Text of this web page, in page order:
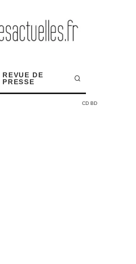
REVUE DE
PRESSE
CD BD